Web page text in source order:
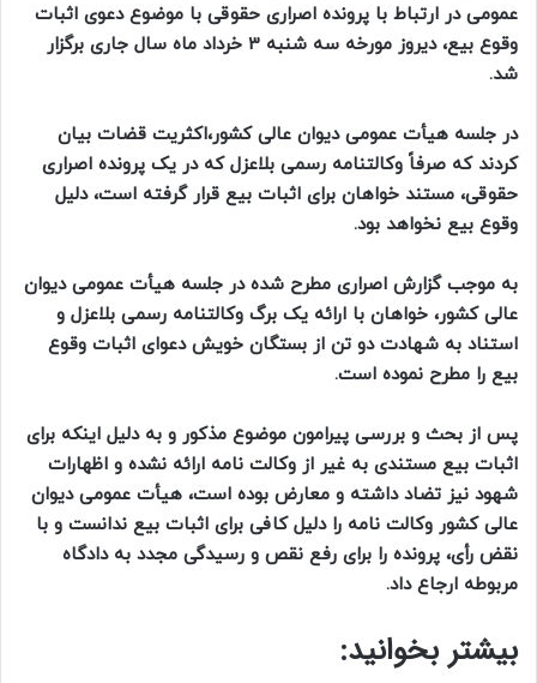
عمومی در ارتباط با پرونده اصراری حقوقی با موضوع دعوی اثبات
وقوع بیع، دیروز مورخه سه‌ شنبه 3 خرداد ماه سال جاری برگزار
شد.
در جلسه هیأت عمومی دیوان عالی کشور،اکثریت قضات بیان
کردند که صرفاً وکالتنامه رسمی بلاعزل که در یک پرونده اصراری
حقوقی، مستند خواهان برای اثبات بیع قرار گرفته است، دلیل
وقوع بیع نخواهد بود.
به موجب گزارش اصراری مطرح شده در جلسه هیأت عمومی دیوان
عالی کشور، خواهان با ارائه یک برگ وکالتنامه رسمی بلاعزل و
استناد به شهادت دو تن از بستگان خویش دعوای اثبات وقوع
بیع را مطرح نموده است.
پس از بحث و بررسی پیرامون موضوع مذکور و به دلیل اینکه برای
اثبات بیع مستندی به غیر از وکالت نامه ارائه نشده و اظهارات
شهود نیز تضاد داشته و معارض بوده است، هیأت عمومی دیوان
عالی کشور وکالت نامه را دلیل کافی برای اثبات بیع ندانست و با
نقض رأی، پرونده را برای رفع نقص و رسیدگی مجدد به دادگاه
مربوطه ارجاع داد.
بیشتر بخوانید: